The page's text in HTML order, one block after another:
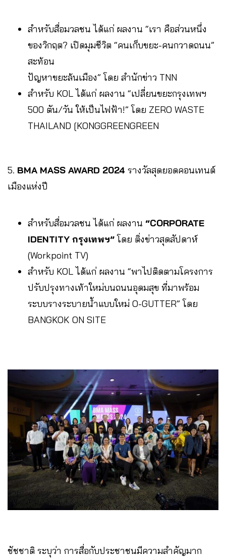
สำหรับสื่อมวลชน ได้แก่ ผลงาน “เรา คือส่วนหนึ่ง
ของวิกฤต? เปิดมุมชีวิต “คนเก็บขยะ-คนกวาดถนน”
สะท้อน
ปัญหาขยะล้นเมือง” โดย สำนักข่าว TNN
สำหรับ KOL ได้แก่ ผลงาน “เปลี่ยนขยะกรุงเทพฯ
500 ตัน/วัน ให้เป็นไฟฟ้า!” โดย ZERO WASTE
THAILAND [KONGGREENGREEN
5. BMA MASS AWARD 2024 รางวัลสุดยอดคอนเทนต์
เมืองแห่งปี
สำหรับสื่อมวลชน ได้แก่ ผลงาน “CORPORATE
IDENTITY กรุงเทพฯ”โดย ติ่งข่าวสุดสัปดาห์
(Workpoint TV)
สำหรับ KOL ได้แก่ ผลงาน “พาไปติดตามโครงการ
ปรับปรุงทางเท้าใหม่บนถนนอุดมสุข ที่มาพร้อม
ระบบรางระบายน้ำแบบใหม่ O-GUTTER” โดย
BANGKOK ON SITE
ชัชชาติ ระบุว่า การสื่อกับประชาชนมีความสำคัญมาก